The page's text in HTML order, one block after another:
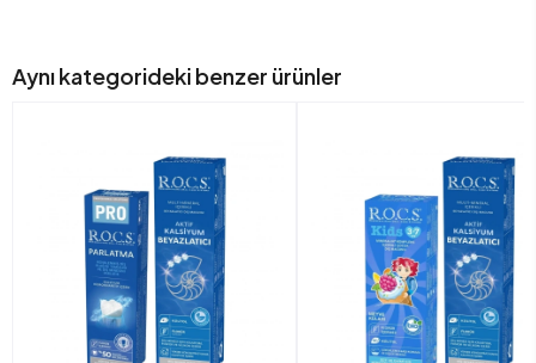
Aynı kategorideki benzer ürünler